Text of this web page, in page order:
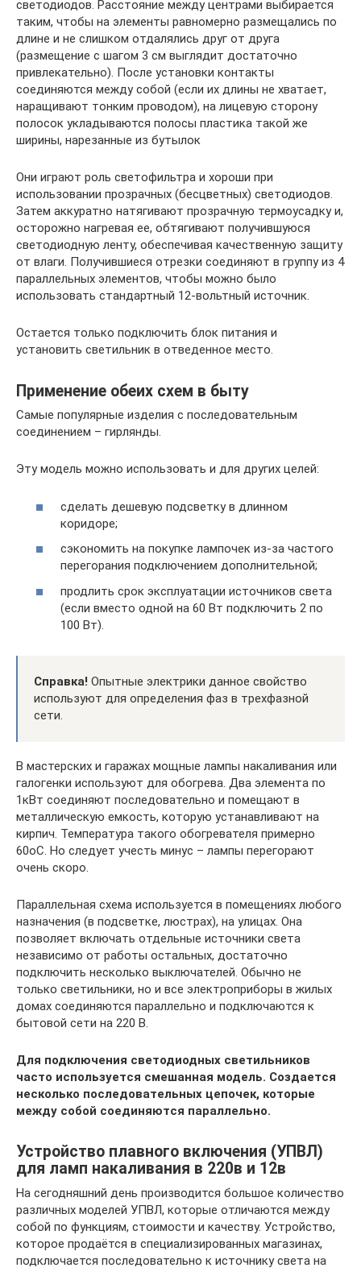
светодиодов. Расстояние между центрами выбирается
таким, чтобы на элементы равномерно размещались по
длине и не слишком отдалялись друг от друга
(размещение с шагом 3 см выглядит достаточно
привлекательно). После установки контакты
соединяются между собой (если их длины не хватает,
наращивают тонким проводом), на лицевую сторону
полосок укладываются полосы пластика такой же
ширины, нарезанные из бутылок
Они играют роль светофильтра и хороши при
использовании прозрачных (бесцветных) светодиодов.
Затем аккуратно натягивают прозрачную термоусадку и,
осторожно нагревая ее, обтягивают получившуюся
светодиодную ленту, обеспечивая качественную защиту
от влаги. Получившиеся отрезки соединяют в группу из 4
параллельных элементов, чтобы можно было
использовать стандартный 12-вольтный источник.
Остается только подключить блок питания и
установить светильник в отведенное место.
Применение обеих схем в быту
Самые популярные изделия с последовательным
соединением – гирлянды.
Эту модель можно использовать и для других целей:
сделать дешевую подсветку в длинном
коридоре;
сэкономить на покупке лампочек из-за частого
перегорания подключением дополнительной;
продлить срок эксплуатации источников света
(если вместо одной на 60 Вт подключить 2 по
100 Вт).
Справка! Опытные электрики данное свойство
используют для определения фаз в трехфазной
сети.
В мастерских и гаражах мощные лампы накаливания или
галогенки используют для обогрева. Два элемента по
1кВт соединяют последовательно и помещают в
металлическую емкость, которую устанавливают на
кирпич. Температура такого обогревателя примерно
60оС. Но следует учесть минус – лампы перегорают
очень скоро.
Параллельная схема используется в помещениях любого
назначения (в подсветке, люстрах), на улицах. Она
позволяет включать отдельные источники света
независимо от работы остальных, достаточно
подключить несколько выключателей. Обычно не
только светильники, но и все электроприборы в жилых
домах соединяются параллельно и подключаются к
бытовой сети на 220 В.
Для подключения светодиодных светильников
часто используется смешанная модель. Создается
несколько последовательных цепочек, которые
между собой соединяются параллельно.
Устройство плавного включения (УПВЛ)
для ламп накаливания в 220в и 12в
На сегодняшний день производится большое количество
различных моделей УПВЛ, которые отличаются между
собой по функциям, стоимости и качеству. Устройство,
которое продаётся в специализированных магазинах,
подключается последовательно к источнику света на